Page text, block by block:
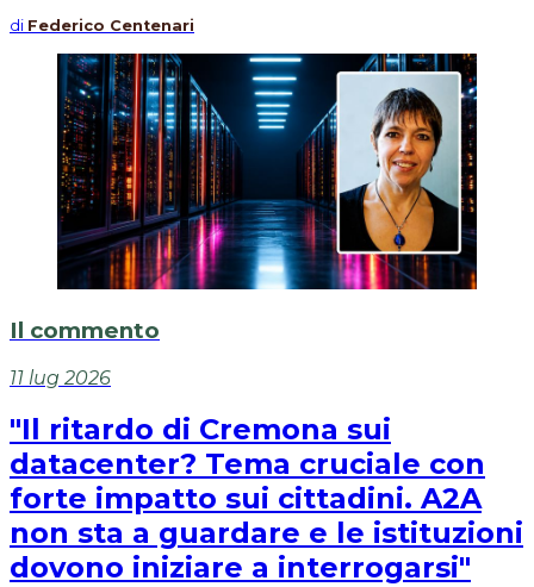
di Federico Centenari
Il commento
11 lug 2026
"Il ritardo di Cremona sui
datacenter? Tema cruciale con
forte impatto sui cittadini. A2A
non sta a guardare e le istituzioni
dovono iniziare a interrogarsi"